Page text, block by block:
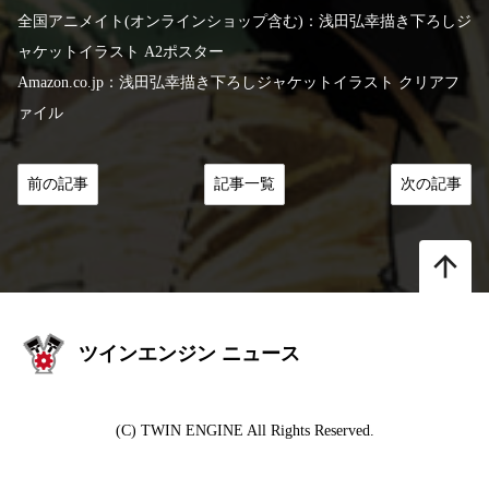
全国アニメイト(オンラインショップ含む)：浅田弘幸描き下ろしジ
ャケットイラスト A2ポスター
Amazon.co.jp：浅田弘幸描き下ろしジャケットイラスト クリアフ
ァイル
前の記事 記事一覧 次の記事
arrow_upward
ツインエンジン ニュース
(C) TWIN ENGINE All Rights Reserved.